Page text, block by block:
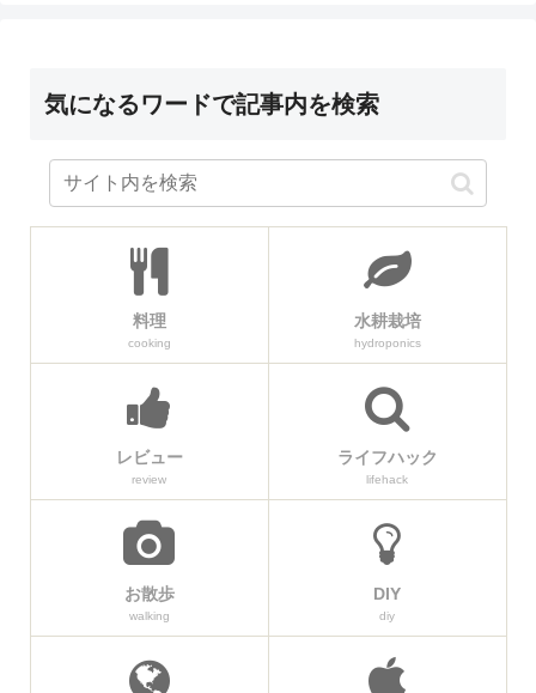
気になるワードで記事内を検索
料理
cooking
水耕栽培
hydroponics
レビュー
review
ライフハック
lifehack
お散歩
walking
DIY
diy